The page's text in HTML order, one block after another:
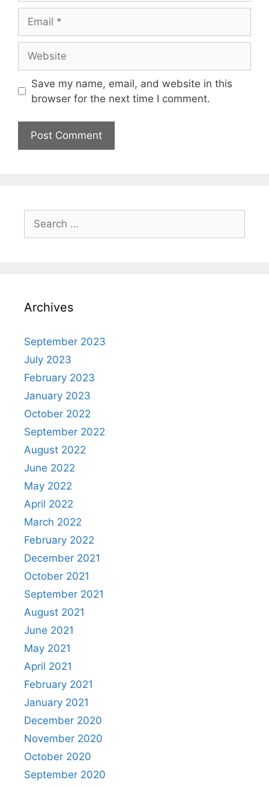
Save my name, email, and website in this
browser for the next time I comment.
Archives
September 2023
July 2023
February 2023
January 2023
October 2022
September 2022
August 2022
June 2022
May 2022
April 2022
March 2022
February 2022
December 2021
October 2021
September 2021
August 2021
June 2021
May 2021
April 2021
February 2021
January 2021
December 2020
November 2020
October 2020
September 2020